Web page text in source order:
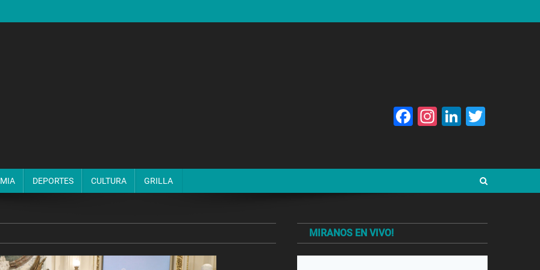
Facebook
Instagram
LinkedIn
DEPORTES CULTURA GRILLA
MIRANOS EN VIVO!